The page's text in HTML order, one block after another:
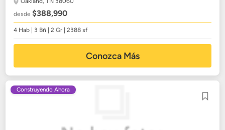
desde$388,990
4 Hab | 3 Bñ | 2 Gr | 2388 sf
Conozca Más
Construyendo Ahora